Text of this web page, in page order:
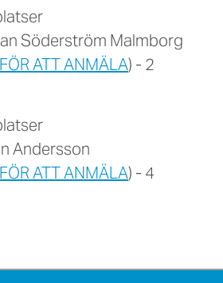
Söderström Malmborg
ATT ANMÄLA) - 2
Andersson
ATT ANMÄLA) - 4